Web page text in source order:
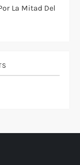
La Mitad Del